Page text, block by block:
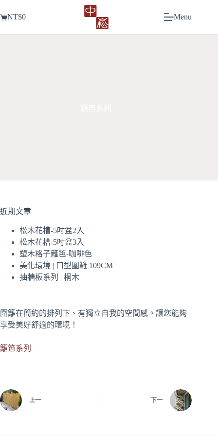
至
購
物
NT$0 Menu
圍籬在簡約的排列下、有獨立自我的空間感。讓您能夠
享受美好舒適的環境！
籬笆系列
上一 下一
近期文章
松木花槽-5吋盆2入
松木花槽-5吋盆3入
塑木格子籬笆-咖啡色
美化環境 | ㄇ型圍籬 109CM
抽牆板系列 | 桐木